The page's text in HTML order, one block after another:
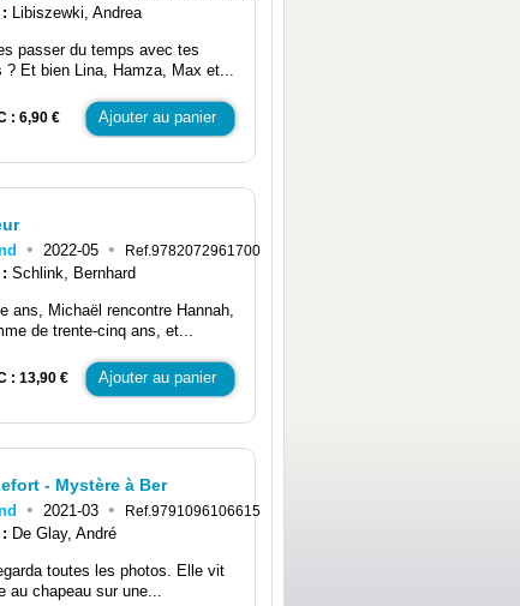
Libiszewki, Andrea
passer du temps avec tes
? Et bien Lina, Hamza, Max et...
: 6,90 € Ajouter au panier
• 2022-05 • Ref.9782072961700
Schlink, Bernhard
ans, Michaël rencontre Hannah,
de trente-cinq ans, et...
: 13,90 € Ajouter au panier
- Mystère à Ber
• 2021-03 • Ref.9791096106615
De Glay, André
toutes les photos. Elle vit
au chapeau sur une...